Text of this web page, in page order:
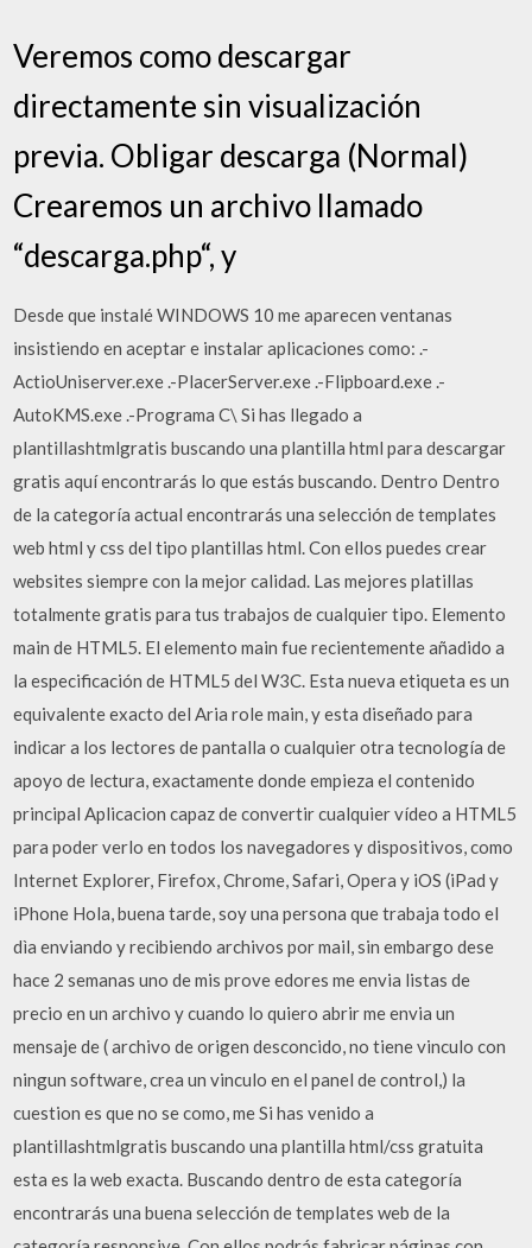
Veremos como descargar
directamente sin visualización
previa. Obligar descarga (Normal)
Crearemos un archivo llamado
“descarga.php“, y
Desde que instalé WINDOWS 10 me aparecen ventanas
insistiendo en aceptar e instalar aplicaciones como: .-
ActioUniserver.exe .-PlacerServer.exe .-Flipboard.exe .-
AutoKMS.exe .-Programa C\ Si has llegado a
plantillashtmlgratis buscando una plantilla html para descargar
gratis aquí encontrarás lo que estás buscando. Dentro Dentro
de la categoría actual encontrarás una selección de templates
web html y css del tipo plantillas html. Con ellos puedes crear
websites siempre con la mejor calidad. Las mejores platillas
totalmente gratis para tus trabajos de cualquier tipo. Elemento
main de HTML5. El elemento main fue recientemente añadido a
la especificación de HTML5 del W3C. Esta nueva etiqueta es un
equivalente exacto del Aria role main, y esta diseñado para
indicar a los lectores de pantalla o cualquier otra tecnología de
apoyo de lectura, exactamente donde empieza el contenido
principal Aplicacion capaz de convertir cualquier vídeo a HTML5
para poder verlo en todos los navegadores y dispositivos, como
Internet Explorer, Firefox, Chrome, Safari, Opera y iOS (iPad y
iPhone Hola, buena tarde, soy una persona que trabaja todo el
dìa enviando y recibiendo archivos por mail, sin embargo dese
hace 2 semanas uno de mis prove edores me envia listas de
precio en un archivo y cuando lo quiero abrir me envia un
mensaje de ( archivo de origen desconcido, no tiene vinculo con
ningun software, crea un vinculo en el panel de control,) la
cuestion es que no se como, me Si has venido a
plantillashtmlgratis buscando una plantilla html/css gratuita
esta es la web exacta. Buscando dentro de esta categoría
encontrarás una buena selección de templates web de la